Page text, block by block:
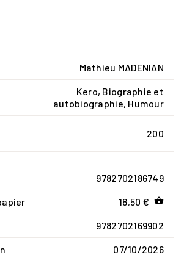
Mathieu MADENIAN
Kero, Biographie et
autobiographie, Humour
200
9782702186749
18,50 € shopping_basket
9782702169902
07/10/2026